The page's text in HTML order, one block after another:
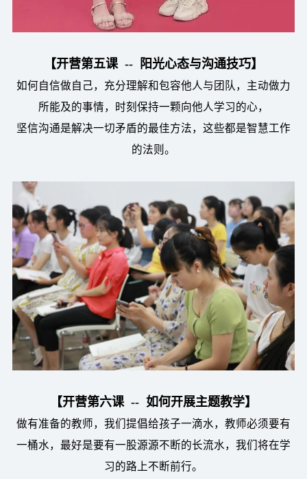
【开营第五课 -- 阳光心态与沟通技巧】
如何自信做自己，充分理解和包容他人与团队，主动做力
所能及的事情，时刻保持一颗向他人学习的心，
坚信沟通是解决一切矛盾的最佳方法，这些都是智慧工作
的法则。
【开营第六课 -- 如何开展主题教学】
做有准备的教师，我们提倡给孩子一滴水，教师必须要有
一桶水，最好是要有一股源源不断的长流水，我们将在学
习的路上不断前行。